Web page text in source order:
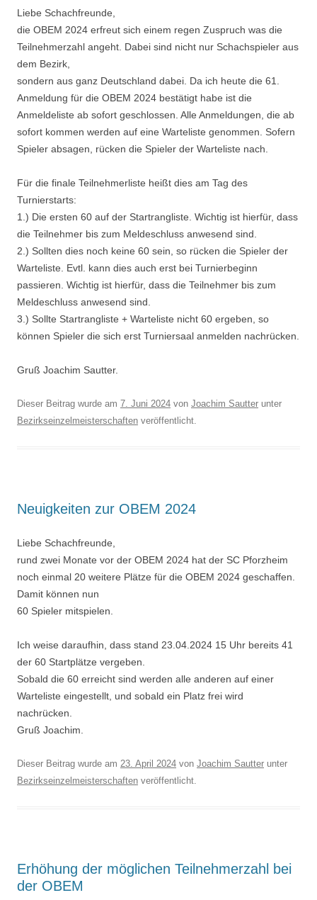
Liebe Schachfreunde,
die OBEM 2024 erfreut sich einem regen Zuspruch was die
Teilnehmerzahl angeht. Dabei sind nicht nur Schachspieler aus
dem Bezirk,
sondern aus ganz Deutschland dabei. Da ich heute die 61.
Anmeldung für die OBEM 2024 bestätigt habe ist die
Anmeldeliste ab sofort geschlossen. Alle Anmeldungen, die ab
sofort kommen werden auf eine Warteliste genommen. Sofern
Spieler absagen, rücken die Spieler der Warteliste nach.
Für die finale Teilnehmerliste heißt dies am Tag des
Turnierstarts:
1.) Die ersten 60 auf der Startrangliste. Wichtig ist hierfür, dass
die Teilnehmer bis zum Meldeschluss anwesend sind.
2.) Sollten dies noch keine 60 sein, so rücken die Spieler der
Warteliste. Evtl. kann dies auch erst bei Turnierbeginn
passieren. Wichtig ist hierfür, dass die Teilnehmer bis zum
Meldeschluss anwesend sind.
3.) Sollte Startrangliste + Warteliste nicht 60 ergeben, so
können Spieler die sich erst Turniersaal anmelden nachrücken.
Gruß Joachim Sautter.
Dieser Beitrag wurde am 7. Juni 2024 von Joachim Sautter unter
Bezirkseinzelmeisterschaften veröffentlicht.
Neuigkeiten zur OBEM 2024
Liebe Schachfreunde,
rund zwei Monate vor der OBEM 2024 hat der SC Pforzheim
noch einmal 20 weitere Plätze für die OBEM 2024 geschaffen.
Damit können nun
60 Spieler mitspielen.
Ich weise daraufhin, dass stand 23.04.2024 15 Uhr bereits 41
der 60 Startplätze vergeben.
Sobald die 60 erreicht sind werden alle anderen auf einer
Warteliste eingestellt, und sobald ein Platz frei wird
nachrücken.
Gruß Joachim.
Dieser Beitrag wurde am 23. April 2024 von Joachim Sautter unter
Bezirkseinzelmeisterschaften veröffentlicht.
Erhöhung der möglichen Teilnehmerzahl bei
der OBEM